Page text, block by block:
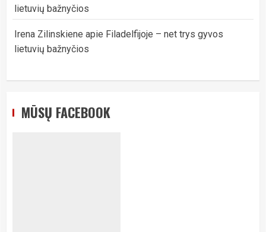
lietuvių bažnyčios
Irena Zilinskiene apie Filadelfijoje – net trys gyvos
lietuvių bažnyčios
MŪSŲ FACEBOOK